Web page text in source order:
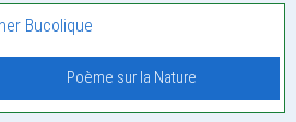
Bucolique
Poème sur la Nature